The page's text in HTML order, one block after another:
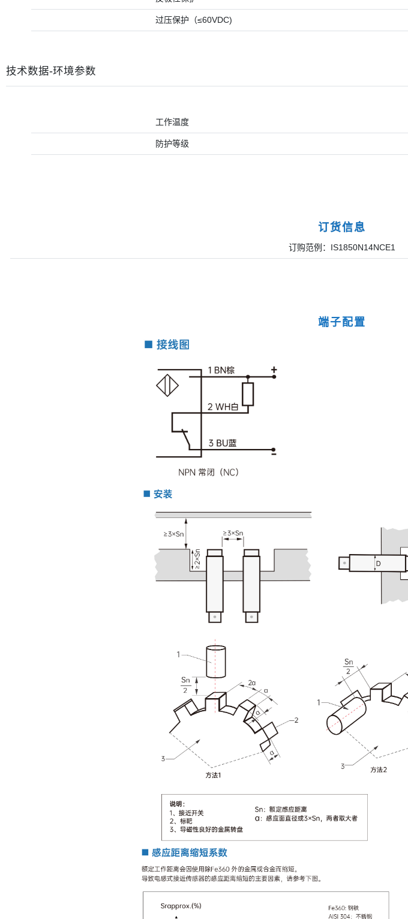
过压保护（≤60VDC)
技术数据-环境参数
工作温度
防护等级
订货信息
订购范例：IS1850N14NCE1
端子配置